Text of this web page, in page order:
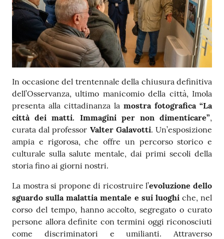
In occasione del trentennale della chiusura definitiva
dell’Osservanza, ultimo manicomio della città, Imola
presenta alla cittadinanza la mostra fotografica “La
città dei matti. Immagini per non dimenticare”,
curata dal professor Valter Galavotti. Un’esposizione
ampia e rigorosa, che offre un percorso storico e
culturale sulla salute mentale, dai primi secoli della
storia fino ai giorni nostri.
La mostra si propone di ricostruire l’evoluzione dello
sguardo sulla malattia mentale e sui luoghi che, nel
corso del tempo, hanno accolto, segregato o curato
persone allora definite con termini oggi riconosciuti
come discriminatori e umilianti. Attraverso